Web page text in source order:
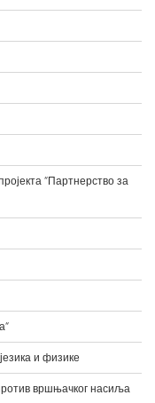
“Партнерство за
и физике
вршњачког насиља